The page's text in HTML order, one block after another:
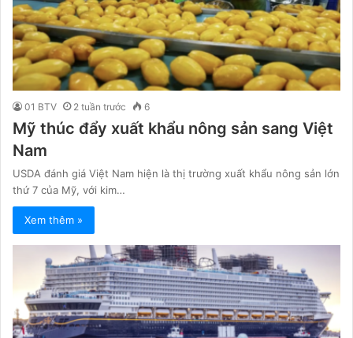
01 BTV 2 tuần trước 6
Mỹ thúc đẩy xuất khẩu nông sản sang Việt
Nam
USDA đánh giá Việt Nam hiện là thị trường xuất khẩu nông sản lớn
thứ 7 của Mỹ, với kim…
Xem thêm »